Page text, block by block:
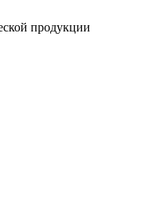
продукции